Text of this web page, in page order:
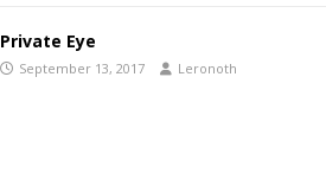
Private Eye
September 13, 2017 Leronoth